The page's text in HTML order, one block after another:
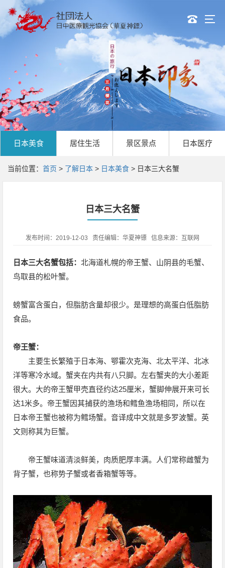
日本美食 居住生活 景区景点 日本医疗
当前位置： 首页 > 了解日本 > 日本美食 > 日本三大名蟹
日本三大名蟹
发布时间：2019-12-03 责任编辑：华夏神镖 信息来源：互联网
日本三大名蟹包括： 北海道札幌的帝王蟹、山阴县的毛蟹、
鸟取县的松叶蟹。
螃蟹富含蛋白，但脂肪含量却很少。是理想的高蛋白低脂肪
食品。
帝王蟹：
主要生长繁殖于日本海、鄂霍次克海、北太平洋、北冰
洋等寒冷水域。蟹夹在内共有八只脚。左右蟹夹的大小差距
很大。大的帝王蟹甲壳直径约达25厘米，蟹脚伸展开来可长
达1米多。帝王蟹因其捕获的渔场和鳕鱼渔场相同，所以在
日本帝王蟹也被称为鳕场蟹。音译成中文就是多罗波蟹。英
文则称其为巨蟹。
帝王蟹味道清淡鲜美，肉质肥厚丰满。人们常称雌蟹为
背子蟹，也称势子蟹或者香箱蟹等等。